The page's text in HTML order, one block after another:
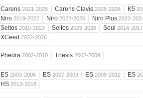
Carens 2021-2025 Carens Clavis 2025-2026 K5
Niro 2019-2022 Niro 2022-2026 Niro Plus 2022-
Seltos 2019-2023 Seltos 2023-2026 Soul 2014-2017
XCeed 2022-2026
Phedra 2002-2010 Thesis 2002-2009
ES 2003-2006 ES 2007-2009 ES 2009-2012 ES
HS 2013-2018